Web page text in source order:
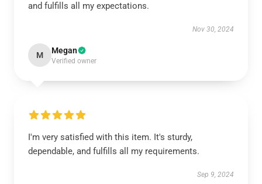
and fulfills all my expectations.
Nov 30, 2024
M Megan
Verified owner
I'm very satisfied with this item. It's sturdy,
dependable, and fulfills all my requirements.
Sep 9, 2024